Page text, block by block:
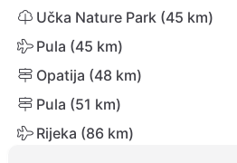
Učka Nature Park (45 km)
Pula (45 km)
Opatija (48 km)
Pula (51 km)
Rijeka (86 km)